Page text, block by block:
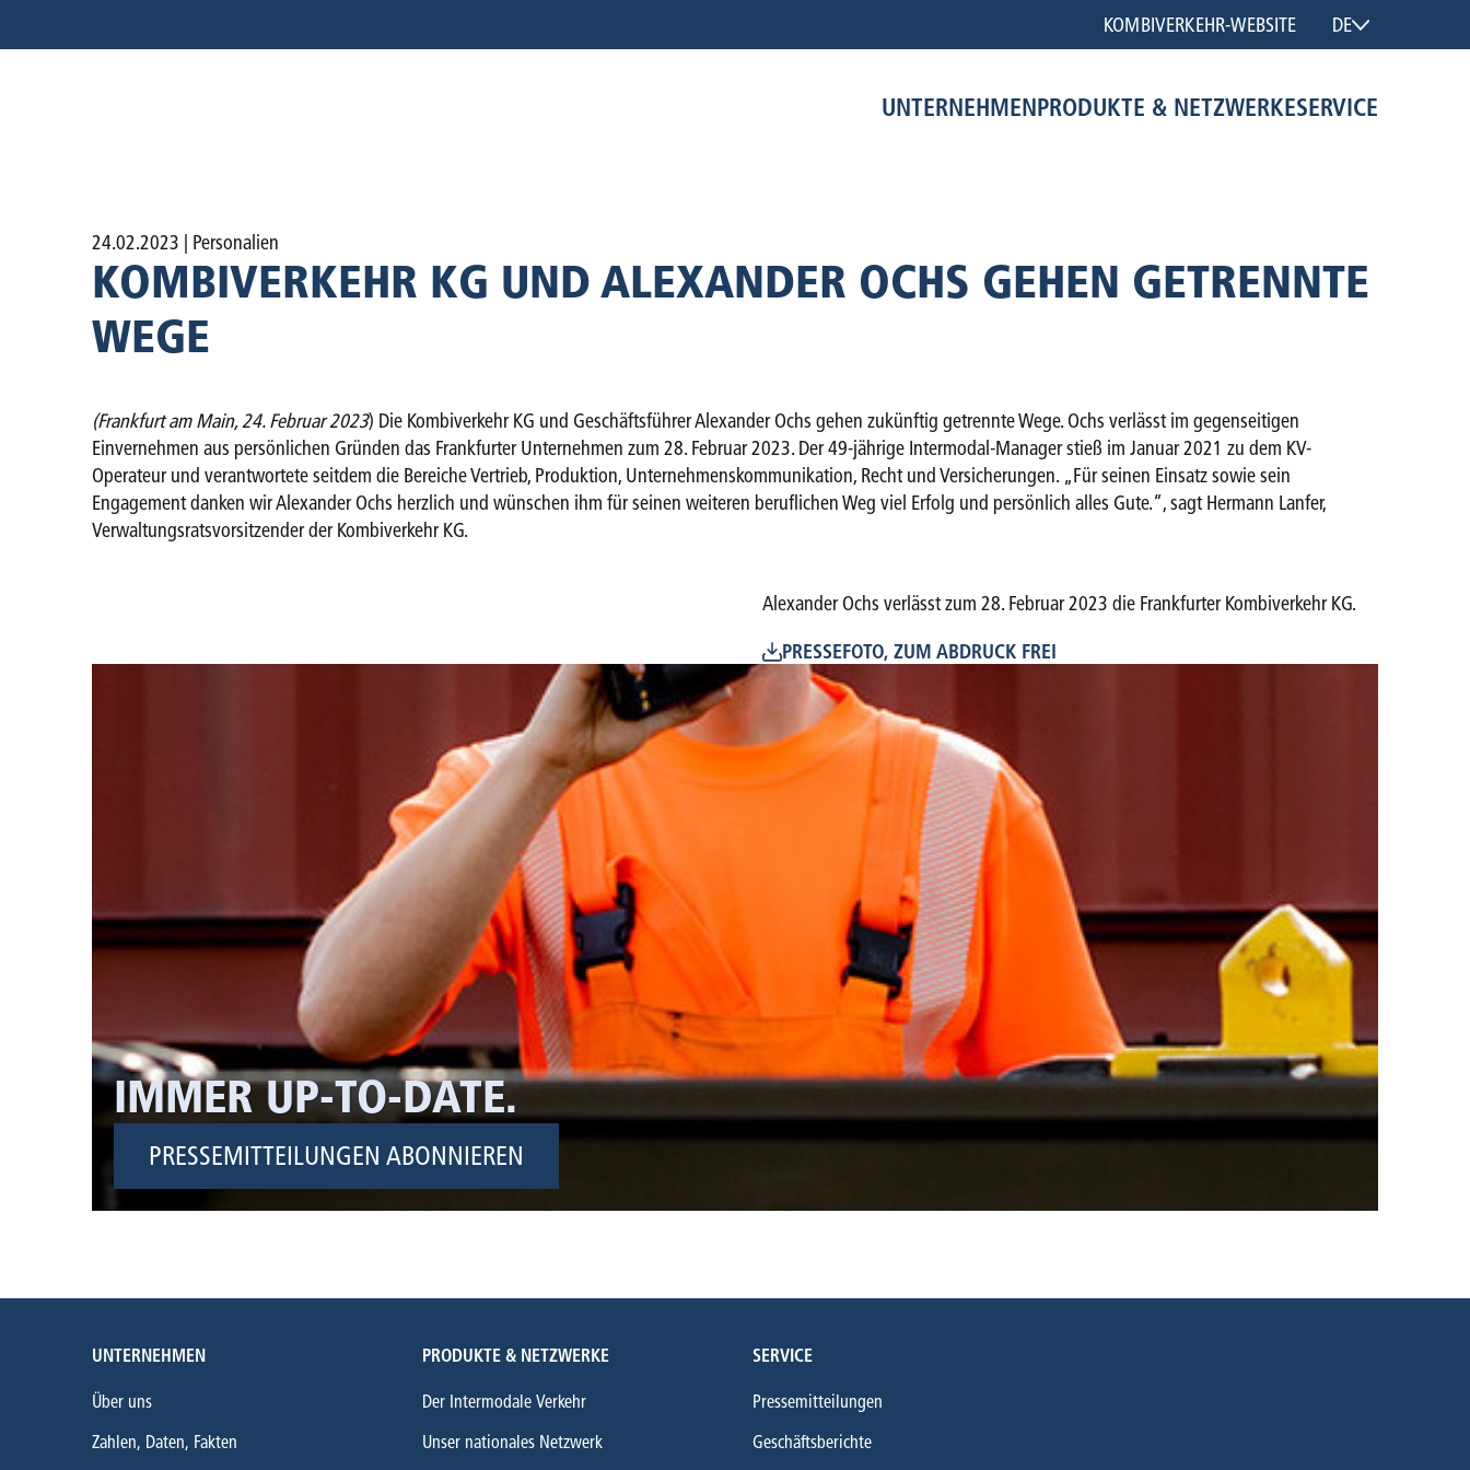
KOMBIVERKEHR-WEBSITE DE
UNTERNEHMENPRODUKTE & NETZWERKESERVICE
24.02.2023 | Personalien
KOMBIVERKEHR KG UND ALEXANDER OCHS GEHEN GETRENNTE
WEGE
(Frankfurt am Main, 24. Februar 2023) Die Kombiverkehr KG und Geschäftsführer Alexander Ochs gehen zukünftig getrennte Wege. Ochs verlässt im gegenseitigen
Einvernehmen aus persönlichen Gründen das Frankfurter Unternehmen zum 28. Februar 2023. Der 49-jährige Intermodal-Manager stieß im Januar 2021 zu dem KV-
Operateur und verantwortete seitdem die Bereiche Vertrieb, Produktion, Unternehmenskommunikation, Recht und Versicherungen. „Für seinen Einsatz sowie sein
Engagement danken wir Alexander Ochs herzlich und wünschen ihm für seinen weiteren beruflichen Weg viel Erfolg und persönlich alles Gute.“, sagt Hermann Lanfer,
Verwaltungsrats­vorsitzender der Kombiverkehr KG.
Alexander Ochs verlässt zum 28. Februar 2023 die Frankfurter Kombiverkehr KG.
PRESSEFOTO, ZUM ABDRUCK FREI
IMMER UP-TO-DATE.
PRESSEMITTEILUNGEN ABONNIEREN
UNTERNEHMEN
Über uns
Zahlen, Daten, Fakten
PRODUKTE & NETZWERKE
Der Intermodale Verkehr
Unser nationales Netzwerk
SERVICE
Pressemitteilungen
Geschäftsberichte